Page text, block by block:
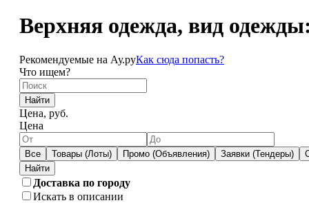
Верхняя одежда, вид
Рекомендуемые на Ау.руКак сюда попасть?
Что ищем?
Найти
Цена, руб.
Цена
Все Товары (Лоты) Промо (Объявления) Заявки (Тендеры)
Доставка по городу
Искать в описании